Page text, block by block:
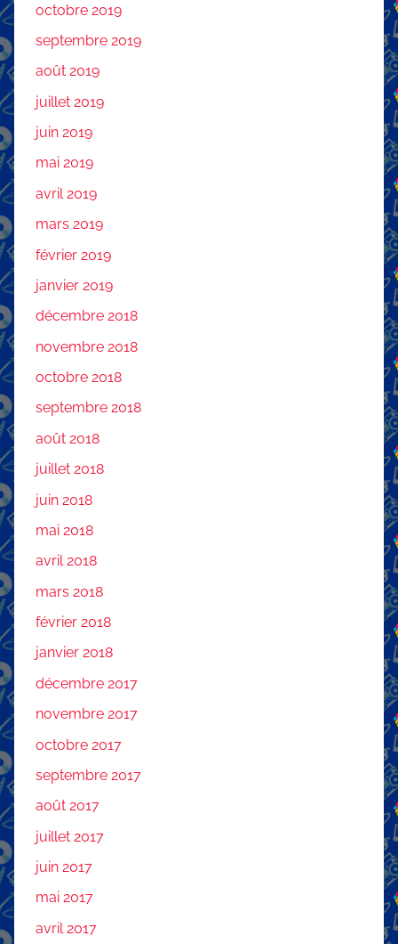
octobre 2019
septembre 2019
août 2019
juillet 2019
juin 2019
mai 2019
avril 2019
mars 2019
février 2019
janvier 2019
décembre 2018
novembre 2018
octobre 2018
septembre 2018
août 2018
juillet 2018
juin 2018
mai 2018
avril 2018
mars 2018
février 2018
janvier 2018
décembre 2017
novembre 2017
octobre 2017
septembre 2017
août 2017
juillet 2017
juin 2017
mai 2017
avril 2017